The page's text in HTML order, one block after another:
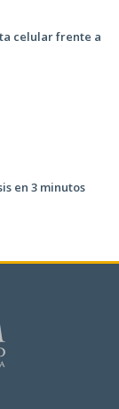
celular frente a
en 3 minutos